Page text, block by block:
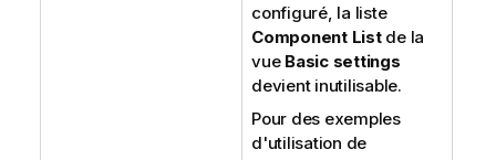
configuré, la liste
Component Listde la
vue Basic settings
devient inutilisable.
Pour des exemples
d'utilisation de